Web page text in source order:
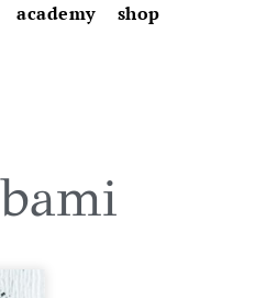
academy shop
bami